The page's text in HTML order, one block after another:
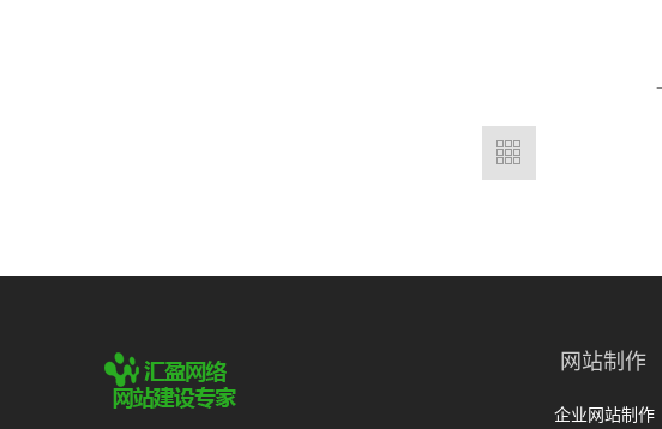
网站制作
企业网站制作